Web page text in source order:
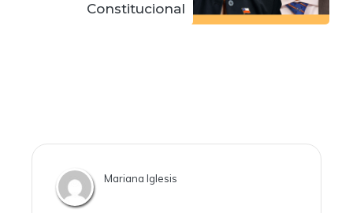
Constitucional
Mariana Iglesis